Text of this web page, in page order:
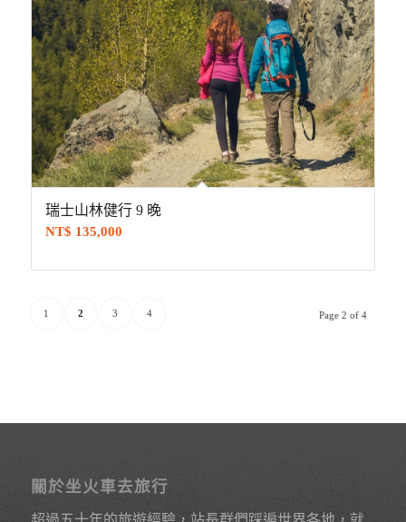
瑞士山林健行 9 晚
NT$ 135,000
Page 2 of 4
1 2 3 4
關於坐火車去旅行